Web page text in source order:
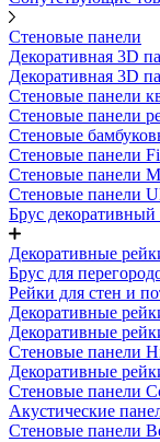
Стеновые панели
Декоративная 3D
Декоративная 3D
Стеновые панели
Стеновые панели
Стеновые
Стеновые панели
Стеновые панели
Стеновые панели
Брус
Декоративные
Брус для
Рейки для стен и
Декоративные
Декоративные
Стеновые панели
Декоративные
Стеновые панели
Акустические
Стеновые панели